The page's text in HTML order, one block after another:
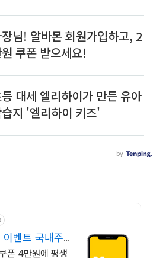
벤트 국내주
폰 4만원에 평생